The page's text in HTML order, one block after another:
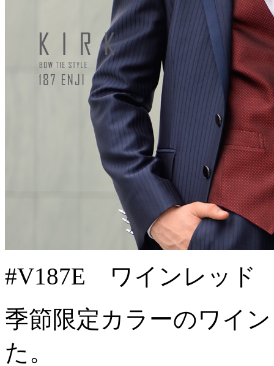
#V187E ワインレッド
季節限定カラーのワイ
た。